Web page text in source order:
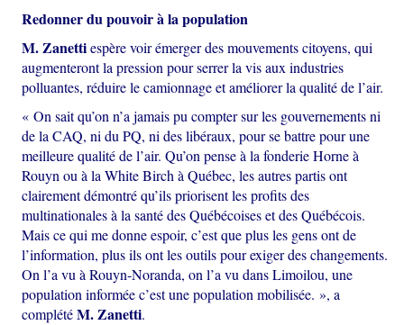
Redonner du pouvoir à la population
M. Zanettiespère voir émerger des mouvements citoyens, qui
augmenteront la pression pour serrer la vis aux industries
polluantes, réduire le camionnage et améliorer la qualité de l’air.
« On sait qu’on n’a jamais pu compter sur les gouvernements ni
de la CAQ, ni du PQ, ni des libéraux, pour se battre pour une
meilleure qualité de l’air. Qu’on pense à la fonderie Horne à
Rouyn ou à la White Birch à Québec, les autres partis ont
clairement démontré qu’ils priorisent les profits des
multinationales à la santé des Québécoises et des Québécois.
Mais ce qui me donne espoir, c’est que plus les gens ont de
l’information, plus ils ont les outils pour exiger des changements.
On l’a vu à Rouyn-Noranda, on l’a vu dans Limoilou, une
population informée c’est une population mobilisée. », a
complétéM. Zanetti.